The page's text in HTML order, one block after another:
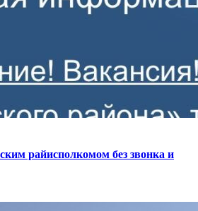
райисполкомом без звонка и